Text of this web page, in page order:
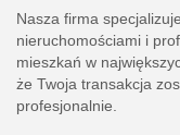
Nasza firma
nieruchomościami i
mieszkań w
że Twoja transakcja
profesjonalnie.